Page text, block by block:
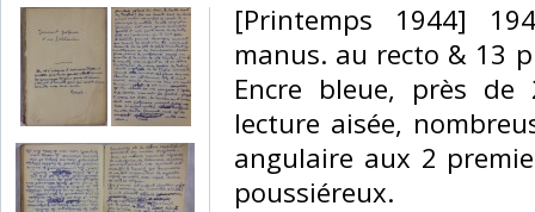
‎[Printemps 1944]
manus. au recto & 13
Encre bleue, près de
lecture aisée,
angulaire aux 2
poussiéreux.‎